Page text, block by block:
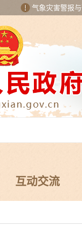
气象灾害警报
互动交流